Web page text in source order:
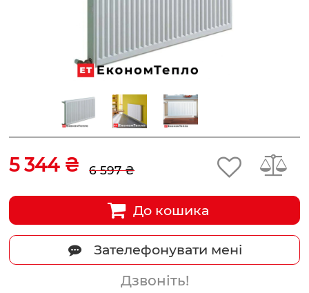
5 344 ₴ 6 597 ₴
До кошика
Зателефонувати мені
Дзвоніть!